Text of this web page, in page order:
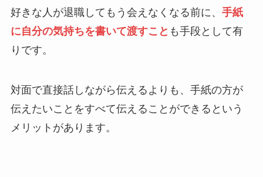
好きな人が退職してもう会えなくなる前に、 手紙
に自分の気持ちを書いて渡すこと も手段として有
りです。
対面で直接話しながら伝えるよりも、手紙の方が
伝えたいことをすべて伝えることができるという
メリットがあります。